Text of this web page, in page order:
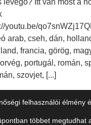
youtu.be/
arab, cseh, dán,
francia, görög,
portugál, román,
szovjet, [...]
felhasználói élmény
többet megtudhat